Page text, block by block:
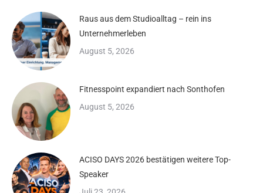
Raus aus dem Studioalltag – rein ins
Unternehmerleben
August 5, 2026
Fitnesspoint expandiert nach Sonthofen
August 5, 2026
ACISO DAYS 2026 bestätigen weitere Top-
Speaker